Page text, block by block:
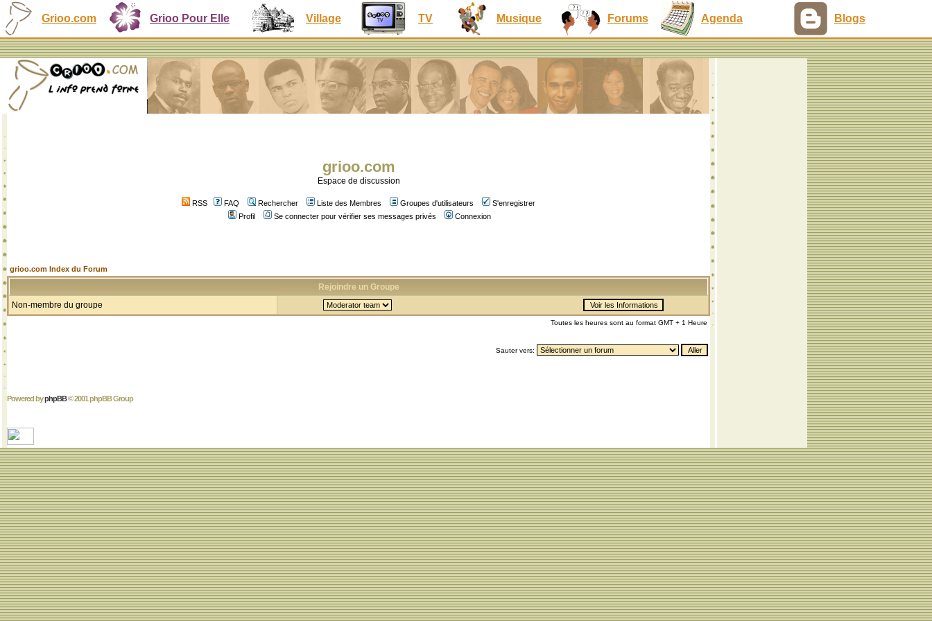
Grioo.com Grioo Pour Elle Village TV Musique Forums Agenda Blogs
grioo.com
Espace de discussion
RSS FAQ Rechercher Liste des Membres Groupes d'utilisateurs
S'enregistrer
Profil
Se connecter pour vérifier ses messages privés Connexion
grioo.com Index du Forum
Rejoindre un Groupe
Non-membre du groupe
Toutes les heures sont au format GMT + 1 Heure
Sauter vers:
Powered byphpBB© 2001 phpBB Group